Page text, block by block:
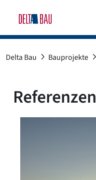
Delta Bau Bauprojekte
Referenzen